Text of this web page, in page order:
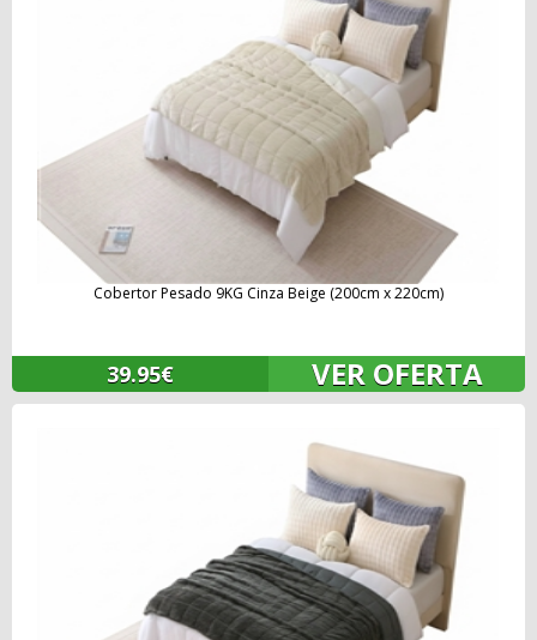
Cobertor Pesado 9KG Cinza Beige (200cm x 220cm)
39.95€ VER OFERTA